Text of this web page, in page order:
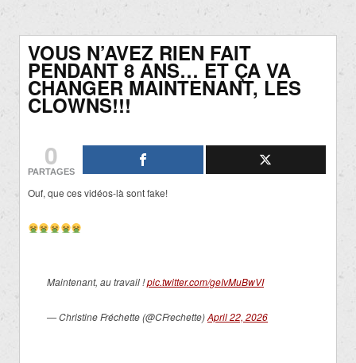
VOUS N’AVEZ RIEN FAIT
PENDANT 8 ANS… ET ÇA VA
CHANGER MAINTENANT, LES
CLOWNS!!!
0
PARTAGES
Ouf, que ces vidéos-là sont fake!
Maintenant, au travail !pic.twitter.com/geIvMuBwVI
— Christine Fréchette (@CFrechette)April 22, 2026